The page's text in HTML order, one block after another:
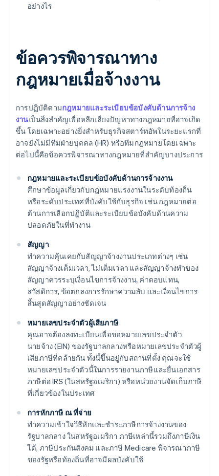
อย่างไร
ข้อควรพิจารณาทาง
กฎหมายเมื่อจ้างงาน
การปฏิบัติตามกฎหมายและระเบียบข้อบังคับด้านการจ้าง
งานเป็นสิ่งสำคัญเพื่อหลีกเลี่ยงปัญหาทางกฎหมายที่อาจเกิด
ขึ้น โดยเฉพาะอย่างยิ่งสำหรับธุรกิจสตาร์ทอัพในระยะแรกที่
อาจยังไม่มีทีมฝ่ายบุคคล (HR) หรือทีมกฎหมายโดยเฉพาะ
ต่อไปนี้คือข้อควรพิจารณาทางกฎหมายที่สำคัญบางประการ
กฎหมายและระเบียบข้อบังคับด้านการจ้างงาน
ศึกษาข้อมูลเกี่ยวกับกฎหมายแรงงานในระดับท้องถิ่น
หรือระดับประเทศที่บังคับใช้กับธุรกิจ เช่น กฎหมายต่อ
ต้านการเลือกปฏิบัติและระเบียบข้อบังคับด้านความ
ปลอดภัยในที่ทำงาน
สัญญา
ทำความคุ้นเคยกับสัญญาจ้างงานประเภทต่างๆ เช่น
สัญญาจ้างเต็มเวลา, ไม่เต็มเวลา และสัญญาจ้างทำของ
สัญญาควรระบุเงื่อนไขการจ้างงาน, ค่าตอบแทน,
สวัสดิการ, ข้อตกลงการรักษาความลับ และเงื่อนไขการ
สิ้นสุดสัญญาอย่างชัดเจน
หมายเลขประจำตัวผู้เสียภาษี
คุณอาจต้องลงทะเบียนเพื่อขอหมายเลขประจำตัว
นายจ้าง (EIN) ของรัฐบาลกลางหรือหมายเลขประจำตัวผู้
เสียภาษีที่คล้ายกัน ทั้งนี้ขึ้นอยู่กับสถานที่ตั้ง คุณจะใช้
หมายเลขประจำตัวนี้ในการรายงานภาษีและยื่นเอกสาร
ภาษีต่อ IRS (ในสหรัฐอเมริกา) หรือหน่วยงานจัดเก็บภาษี
ที่เกี่ยวข้องในประเทศ
การหักภาษี ณ ที่จ่าย
ทำความเข้าใจวิธีหักและชำระภาษีการจ้างงานของ
รัฐบาลกลาง ในสหรัฐอเมริกา ภาษีเหล่านี้รวมถึงภาษีเงิน
ได้, ภาษีประกันสังคม และภาษี Medicare พิจารณาภาษี
ของรัฐหรือท้องถิ่นที่อาจมีผลบังคับใช้